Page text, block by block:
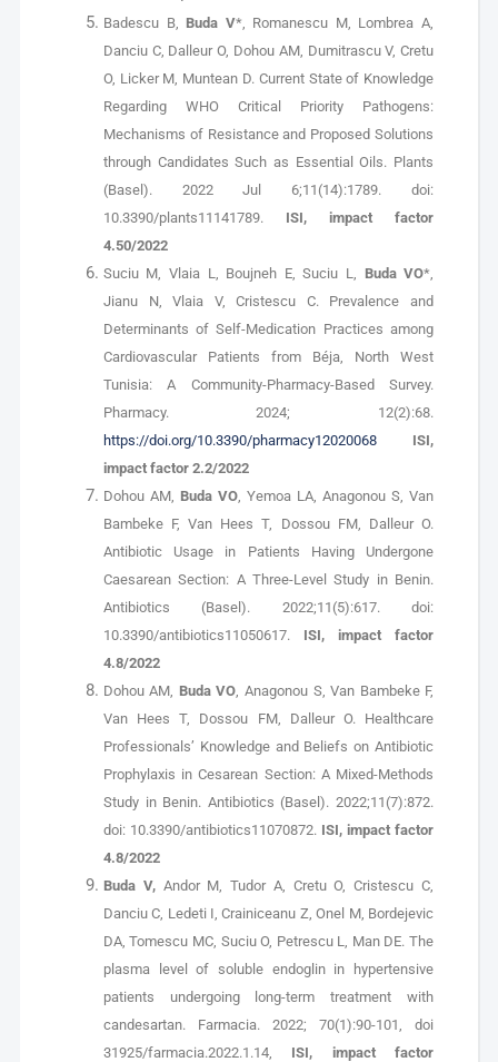
Badescu B, Buda V*, Romanescu M, Lombrea A,
Danciu C, Dalleur O, Dohou AM, Dumitrascu V, Cretu
O, Licker M, Muntean D. Current State of Knowledge
Regarding WHO Critical Priority Pathogens:
Mechanisms of Resistance and Proposed Solutions
through Candidates Such as Essential Oils. Plants
(Basel). 2022 Jul 6;11(14):1789. doi:
10.3390/plants11141789. ISI, impact factor
4.50/2022
Suciu M, Vlaia L, Boujneh E, Suciu L, Buda VO*,
Jianu N, Vlaia V, Cristescu C. Prevalence and
Determinants of Self-Medication Practices among
Cardiovascular Patients from Béja, North West
Tunisia: A Community-Pharmacy-Based Survey.
Pharmacy. 2024; 12(2):68.
https://doi.org/10.3390/pharmacy12020068
ISI,
impact factor 2.2/2022
Dohou AM, Buda VO, Yemoa LA, Anagonou S, Van
Bambeke F, Van Hees T, Dossou FM, Dalleur O.
Antibiotic Usage in Patients Having Undergone
Caesarean Section: A Three-Level Study in Benin.
Antibiotics (Basel). 2022;11(5):617. doi:
10.3390/antibiotics11050617. ISI, impact factor
4.8/2022
Dohou AM, Buda VO, Anagonou S, Van Bambeke F,
Van Hees T, Dossou FM, Dalleur O. Healthcare
Professionals’ Knowledge and Beliefs on Antibiotic
Prophylaxis in Cesarean Section: A Mixed-Methods
Study in Benin. Antibiotics (Basel). 2022;11(7):872.
doi: 10.3390/antibiotics11070872. ISI, impact factor
4.8/2022
Buda V, Andor M, Tudor A, Cretu O, Cristescu C,
Danciu C, Ledeti I, Crainiceanu Z, Onel M, Bordejevic
DA, Tomescu MC, Suciu O, Petrescu L, Man DE. The
plasma level of soluble endoglin in hypertensive
patients undergoing long-term treatment with
candesartan. Farmacia. 2022; 70(1):90-101, doi
31925/farmacia.2022.1.14, ISI, impact factor